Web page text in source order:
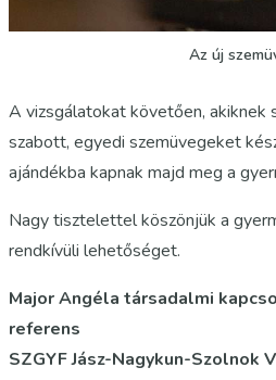
Az új
A vizsgálatokat követően, akiknek
szabott, egyedi szemüvegeket
ajándékba kapnak majd meg a
Nagy tisztelettel köszönjük a
rendkívüli lehetőséget.
Major Angéla társadalmi
referens
SZGYF Jász-Nagykun-Szolnok